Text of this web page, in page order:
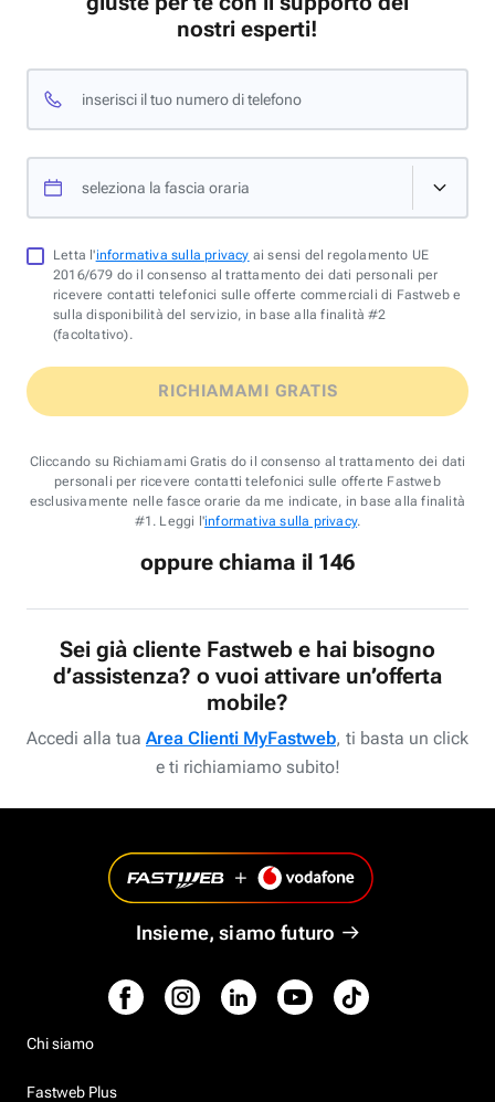
nostri esperti!
inserisci il tuo numero di telefono
seleziona la fascia oraria
Letta l'informativa sulla privacy ai sensi del regolamento UE
2016/679 do il consenso al trattamento dei dati personali per
ricevere contatti telefonici sulle offerte commerciali di Fastweb e
sulla disponibilità del servizio, in base alla finalità #2
(facoltativo).
RICHIAMAMI GRATIS
Cliccando su Richiamami Gratis do il consenso al trattamento dei dati
personali per ricevere contatti telefonici sulle offerte Fastweb
esclusivamente nelle fasce orarie da me indicate, in base alla finalità
#1. Leggi l'informativa sulla privacy.
oppure chiama il 146
Sei già cliente Fastweb e hai bisogno
d’assistenza? o vuoi attivare un’offerta
mobile?
Accedi alla tua Area Clienti MyFastweb, ti basta un click
e ti richiamiamo subito!
Insieme, siamo futuro
Chi siamo
Fastweb Plus